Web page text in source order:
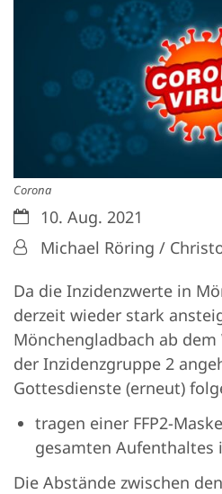
Corona
Datum:10. Aug. 2021
Von:Michael Röring /
Da die Inzidenzwerte in
derzeit wieder stark
Mönchengladbach ab
der Inzidenzgruppe 2
Gottesdienste (erneut)
tragen einer FFP2-
gesamten Aufenthaltes
Die Abstände zwischen